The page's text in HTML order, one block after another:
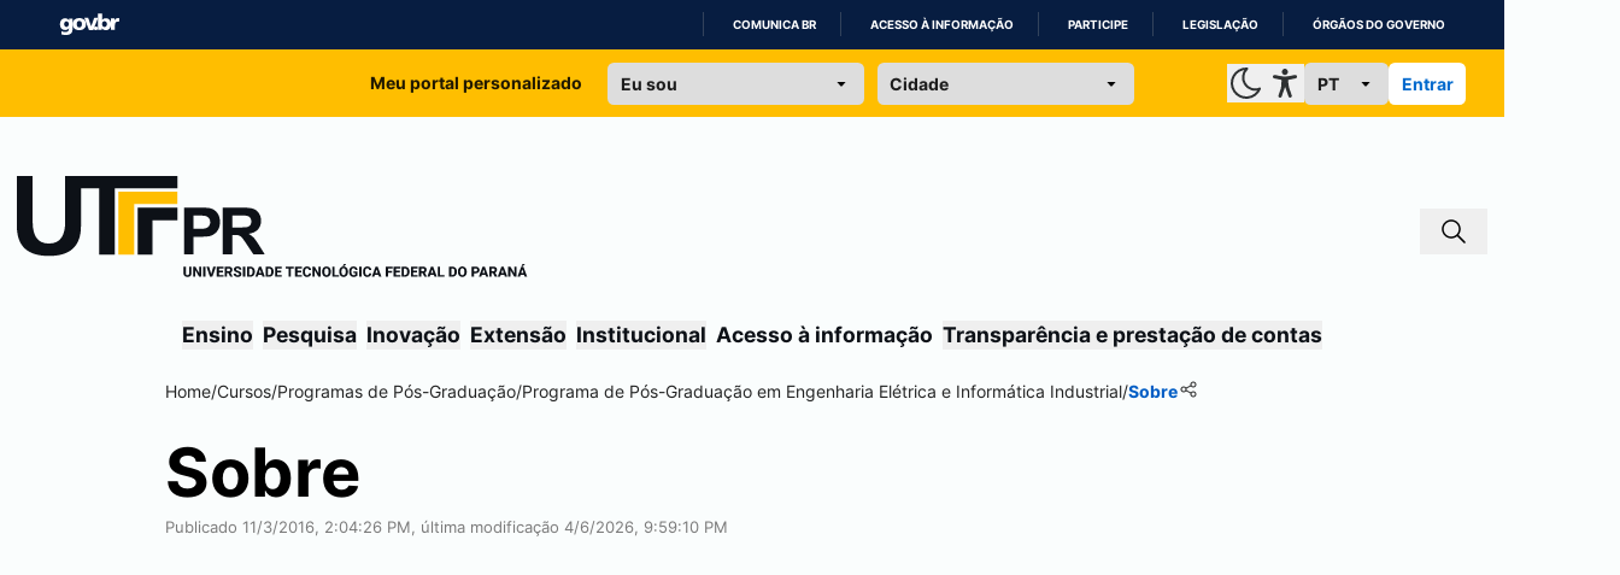
IR
COMUNICA BR ACESSO À INFORMAÇÃO PARTICIPE LEGISLAÇÃO ÓRGÃOS DO GOVERNO
Meu portal personalizado Entrar
Ensino Pesquisa Inovação Extensão Institucional Acesso à informação Transparência e prestação de contas
Home/Cursos/Programas de Pós-Graduação/Programa de Pós-Graduação em Engenharia Elétrica e Informática Industrial/Sobre
Sobre
Publicado 11/3/2016, 2:04:26 PM, última modificação 4/6/2026, 9:59:10 PM